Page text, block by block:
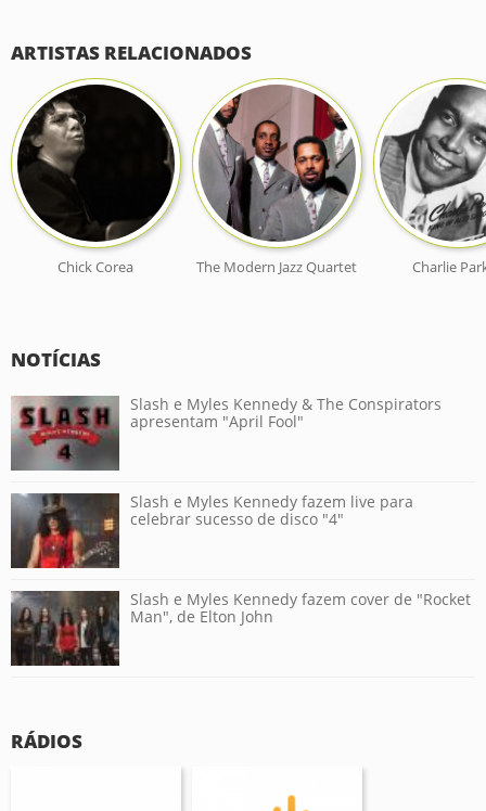
ARTISTAS RELACIONADOS
Chick Corea The Modern Jazz Quartet Charlie
NOTÍCIAS
Slash e Myles Kennedy & The Conspirators
apresentam "April Fool"
Slash e Myles Kennedy fazem live para
celebrar sucesso de disco "4"
Slash e Myles Kennedy fazem cover de "Rocket
Man", de Elton John
RÁDIOS